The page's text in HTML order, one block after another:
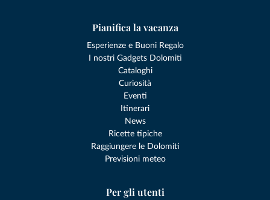
Pianifica la vacanza
Esperienze e Buoni Regalo
I nostri Gadgets Dolomiti
Cataloghi
Curiosità
Eventi
Itinerari
News
Ricette tipiche
Raggiungere le Dolomiti
Previsioni meteo
Per gli utenti